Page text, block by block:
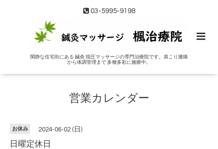
03-5995-9198
閑静な住宅街にある 鍼灸 指圧マッサージの専門治療院です。肩こり腰痛
から体調管理まで 多種多彩に施療中。
営業カレンダー
お休み 2024-06-02 (日)
日曜定休日